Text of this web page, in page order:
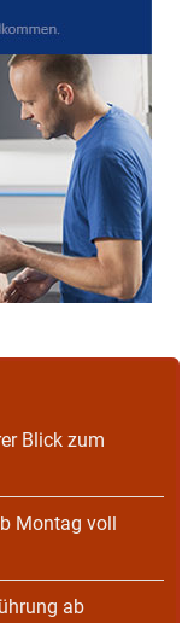
Blick zum
Montag voll
ab